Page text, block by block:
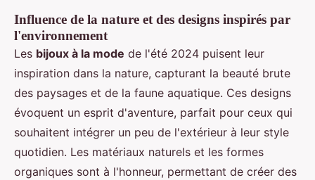
Influence de la nature et des designs inspirés par
l'environnement
Les bijoux à la mode de l'été 2024 puisent leur
inspiration dans la nature, capturant la beauté brute
des paysages et de la faune aquatique. Ces designs
évoquent un esprit d'aventure, parfait pour ceux qui
souhaitent intégrer un peu de l'extérieur à leur style
quotidien. Les matériaux naturels et les formes
organiques sont à l'honneur, permettant de créer des